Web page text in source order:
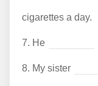
cigarettes a day.
7. He
8. My sister